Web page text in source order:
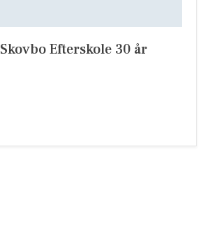
Skovbo Efterskole 30 år